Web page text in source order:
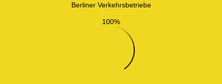
Berliner Verkehrsbetriebe
100%